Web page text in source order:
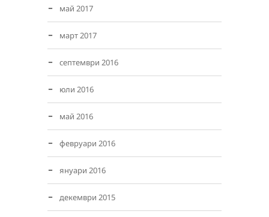
май 2017
март 2017
септември 2016
юли 2016
май 2016
февруари 2016
януари 2016
декември 2015